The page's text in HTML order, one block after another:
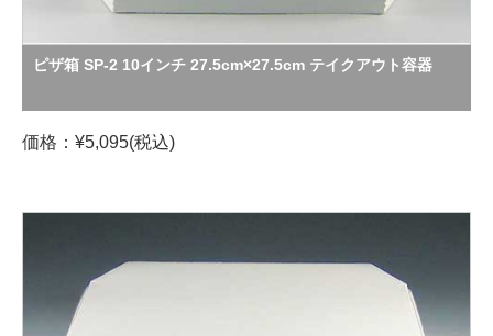
ピザ箱 SP-2 10インチ 27.5cm×27.5cm テイクアウト容器
価格：¥5,095(税込)